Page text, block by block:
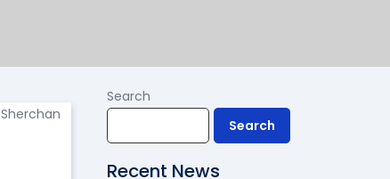
Search
Search
Recent News